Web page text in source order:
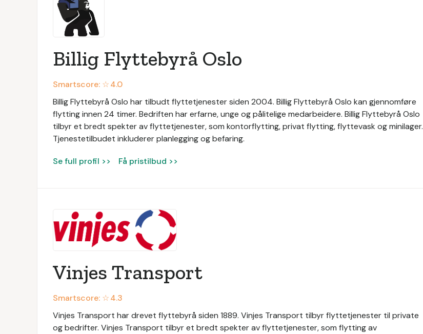
Billig Flyttebyrå Oslo
Smartscore: ☆4.0
Billig Flyttebyrå Oslo har tilbudt flyttetjenester siden 2004. Billig Flyttebyrå Oslo kan gjennomføre
flytting innen 24 timer. Bedriften har erfarne, unge og pålitelige medarbeidere. Billig Flyttebyrå Oslo
tilbyr et bredt spekter av flyttetjenester, som kontorflytting, privat flytting, flyttevask og minilager.
Tjenestetilbudet inkluderer planlegging og befaring.
Se full profil >> Få pristilbud >>
Vinjes Transport
Smartscore: ☆4.3
Vinjes Transport har drevet flyttebyrå siden 1889. Vinjes Transport tilbyr flyttetjenester til private
og bedrifter. Vinjes Transport tilbyr et bredt spekter av flyttetjenester, som flytting av